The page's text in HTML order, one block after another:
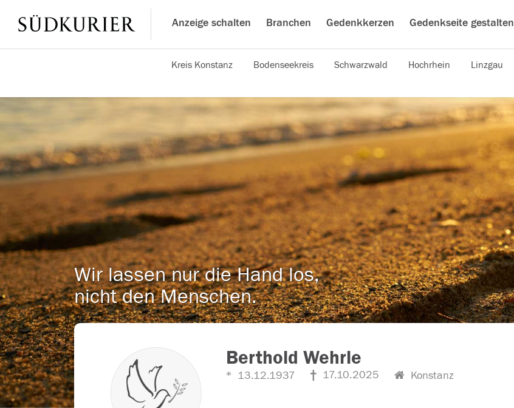
Anzeige schalten Branchen Gedenkkerzen Gedenkseite gestalten
Kreis Konstanz Bodenseekreis Schwarzwald Hochrhein Linzgau
Wir lassen nur die Hand los,
nicht den Menschen.
Berthold Wehrle
13.12.1937 17.10.2025 Konstanz